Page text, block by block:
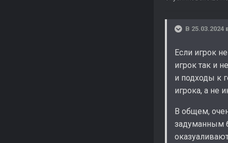
В 25.03.2024
Если игрок
игрок так и
и подходы к
игрока, а не
В общем,
задуманным